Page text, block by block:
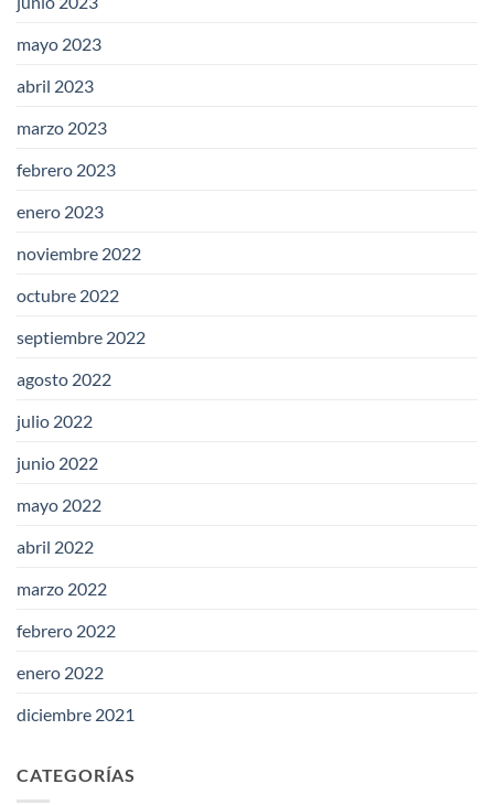
mayo 2023
abril 2023
marzo 2023
febrero 2023
enero 2023
noviembre 2022
octubre 2022
septiembre 2022
agosto 2022
julio 2022
junio 2022
mayo 2022
abril 2022
marzo 2022
febrero 2022
enero 2022
diciembre 2021
CATEGORÍAS